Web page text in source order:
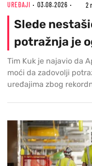
UREĐAJI 03.08.2026 2
Slede
potražnja je
Tim Kuk je najavio da
moći da zadovolji
uređajima zbog